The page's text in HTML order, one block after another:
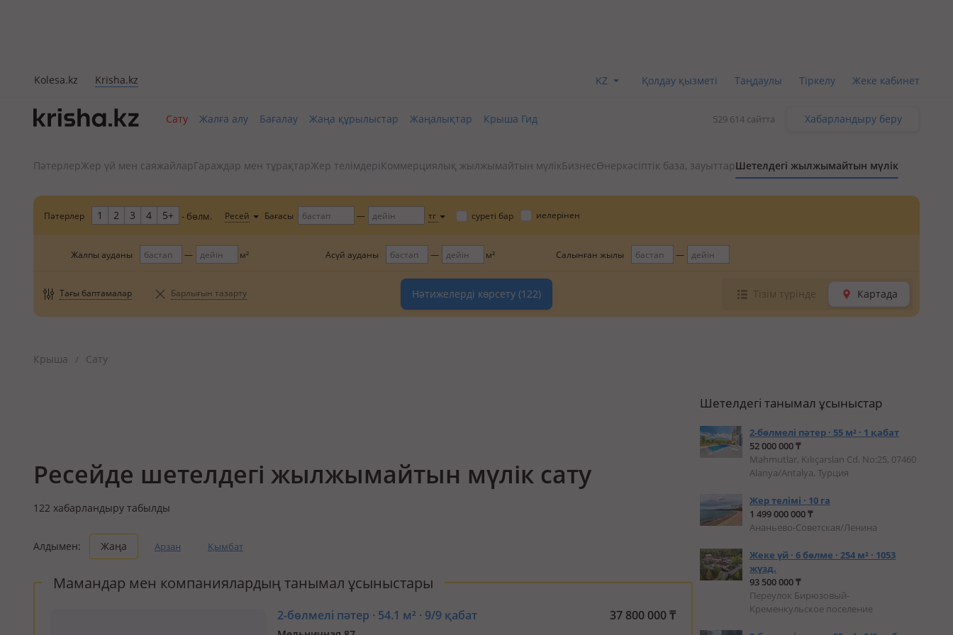
Kolesa.kz Krisha.kz KZ Қолдау қызметі Таңдаулы Тіркелу Жеке кабинет
Сату Жалға алу Бағалау Жаңа құрылыстар Жаңалықтар Крыша Гид 529 614 сайтта Хабарландыру беру
ПәтерлерЖер үй мен саяжайларГараждар мен тұрақтарЖер телімдері Коммерциялық жылжымайтын мүлікБизнесӨнеркәсіптік база, зауыттарШетелдегі жылжымайтын мүлік
Пәтерлер 1 2 3 4 5+ - бөлм. Ресей Бағасы тг суреті бар иелерінен
Жалпы ауданы м² Асүй ауданы м² Салынған жылы
Тағы баптамалар Барлығын тазарту Нәтижелерді көрсету (122) Тізім түрінде Картада
Крыша / Сату
Ресейде шетелдегі жылжымайтын мүлік сату
122 хабарландыру табылды
Алдымен: Жаңа Арзан Қымбат
Мамандар мен компаниялардың танымал ұсыныстары
2-бөлмелі пәтер · 54.1 м² · 9/9 қабат 37 800 000₸
Шетелдегі танымал ұсыныстар
2-бөлмелі пәтер · 55 м² · 1 қабат
52 000 000 ₸
Mahmutlar, Kılıçarslan Cd. No:25, 07460
Alanya/Antalya, Турция
Жер телімі · 10 га
1 499 000 000 ₸
Ананьево-Советская/Ленина
Жеке үй · 6 бөлме · 254 м² · 1053
жүзд.
93 500 000 ₸
Переулок Бирюзовый-
Кременкульское поселение